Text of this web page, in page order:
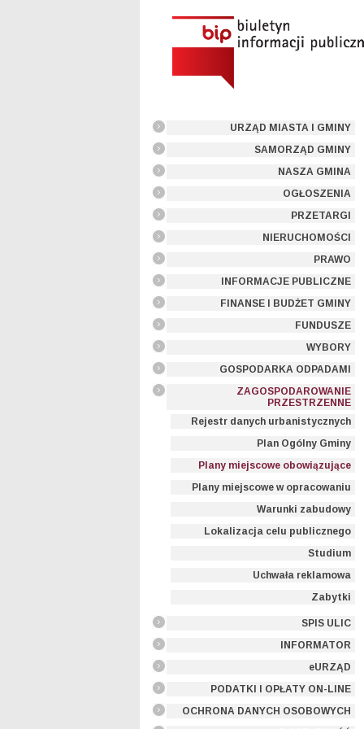
URZĄD MIASTA I GMINY
SAMORZĄD GMINY
NASZA GMINA
OGŁOSZENIA
PRZETARGI
NIERUCHOMOŚCI
PRAWO
INFORMACJE PUBLICZNE
FINANSE I BUDŻET GMINY
FUNDUSZE
WYBORY
GOSPODARKA ODPADAMI
ZAGOSPODAROWANIE
PRZESTRZENNE
Rejestr danych urbanistycznych
Plan Ogólny Gminy
Plany miejscowe obowiązujące
Plany miejscowe w opracowaniu
Warunki zabudowy
Lokalizacja celu publicznego
Studium
Uchwała reklamowa
Zabytki
SPIS ULIC
INFORMATOR
eURZĄD
PODATKI I OPŁATY ON-LINE
OCHRONA DANYCH OSOBOWYCH